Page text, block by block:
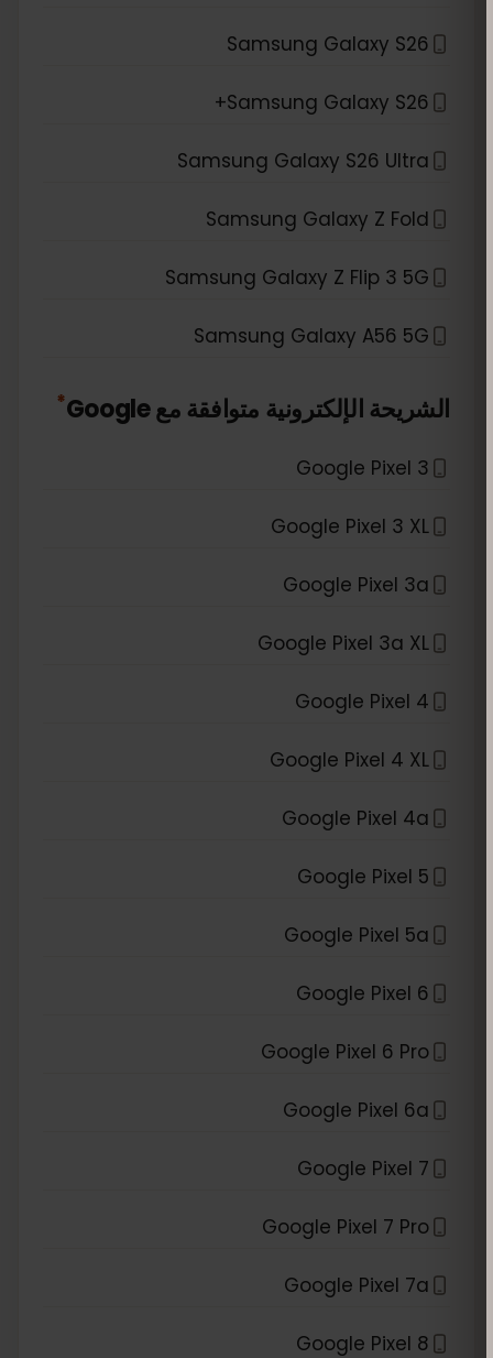
Samsung Galaxy S26
Samsung Galaxy S26+
Samsung Galaxy S26 Ultra
Samsung Galaxy Z Fold
Samsung Galaxy Z Flip 3 5G
Samsung Galaxy A56 5G
الشريحة الإلكترونية متوافقة معGoogle
*
Google Pixel 3
Google Pixel 3 XL
Google Pixel 3a
Google Pixel 3a XL
Google Pixel 4
Google Pixel 4 XL
Google Pixel 4a
Google Pixel 5
Google Pixel 5a
Google Pixel 6
Google Pixel 6 Pro
Google Pixel 6a
Google Pixel 7
Google Pixel 7 Pro
Google Pixel 7a
Google Pixel 8